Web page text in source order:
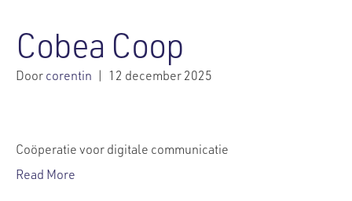
Cobea Coop
Doorcorentin | 12 december 2025
Coöperatie voor digitale communicatie
Read More